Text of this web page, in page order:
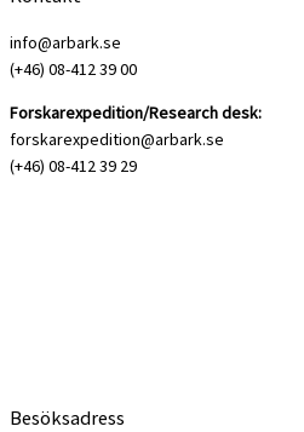
info@arbark.se
(+46) 08-412 39 00
Forskarexpedition/Research desk:
forskarexpedition@arbark.se
(+46) 08-412 39 29
Besöksadress